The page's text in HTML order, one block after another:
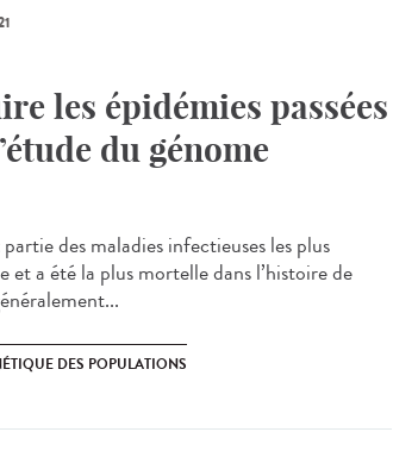
les épidémies passées
du génome
des maladies infectieuses les plus
et a été la plus mortelle dans l’histoire de
DES POPULATIONS